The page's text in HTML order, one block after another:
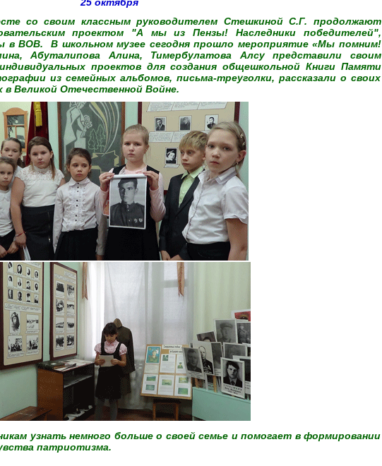
со своим классным руководителем Стешкиной С.Г. продолжают
проектом "А мы из Пензы! Наследники победителей",
в ВОВ. В школьном музее сегодня прошло мероприятие «Мы помним!
Абуталипова Алина, Тимербулатова Алсу представили своим
проектов для создания общешкольной Книги Памяти
из семейных альбомов, письма-треуголки, рассказали о своих
в Великой Отечественной Войне.
узнать немного больше о своей семье и помогает в формировании
патриотизма.